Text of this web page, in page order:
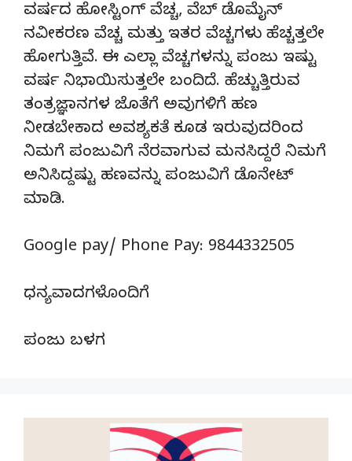
ವರ್ಷದ ಹೋಸ್ಟಿಂಗ್‌ ವೆಚ್ಚ, ವೆಬ್‌ ಡೊಮೈನ್‌
ನವೀಕರಣ ವೆಚ್ಚ ಮತ್ತು ಇತರ ವೆಚ್ಚಗಳು ಹೆಚ್ಚತ್ತಲೇ
ಹೋಗುತ್ತಿವೆ. ಈ ಎಲ್ಲಾ ವೆಚ್ಚಗಳನ್ನು ಪಂಜು ಇಷ್ಟು
ವರ್ಷ ನಿಭಾಯಿಸುತ್ತಲೇ ಬಂದಿದೆ. ಹೆಚ್ಚುತ್ತಿರುವ
ತಂತ್ರಜ್ಞಾನಗಳ ಜೊತೆಗೆ ಅವುಗಳಿಗೆ ಹಣ
ನೀಡಬೇಕಾದ ಅವಶ್ಯಕತೆ ಕೂಡ ಇರುವುದರಿಂದ
ನಿಮಗೆ ಪಂಜುವಿಗೆ ನೆರವಾಗುವ ಮನಸಿದ್ದರೆ ನಿಮಗೆ
ಅನಿಸಿದ್ದಷ್ಟು ಹಣವನ್ನು ಪಂಜುವಿಗೆ ಡೊನೇಟ್‌
ಮಾಡಿ.
Google pay/ Phone Pay: 9844332505
ಧನ್ಯವಾದಗಳೊಂದಿಗೆ
ಪಂಜು ಬಳಗ